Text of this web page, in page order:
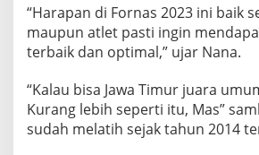
A
S
I
L
O
S
I
“Harapan di Fornas 2023 ini baik
maupun atlet pasti ingin
terbaik dan optimal,” ujar Nana.
“Kalau bisa Jawa Timur juara
Kurang lebih seperti itu, Mas”
sudah melatih sejak tahun 2014